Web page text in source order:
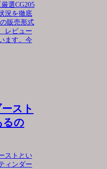
選CG205
況を徹底
販売形式
レビュー
ます。今
スト
るの
ストとい
ィンダー